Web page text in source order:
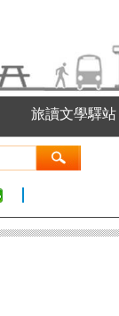
旅讀文學驛站